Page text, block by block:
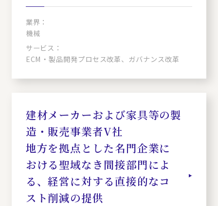
業界：
機械
サービス：
ECM・製品開発プロセス改革、ガバナンス改革
建材メーカーおよび家具等の製
造・販売事業者V社
地方を拠点とした名門企業に
おける聖域なき間接部門によ
る、経営に対する直接的なコ
スト削減の提供